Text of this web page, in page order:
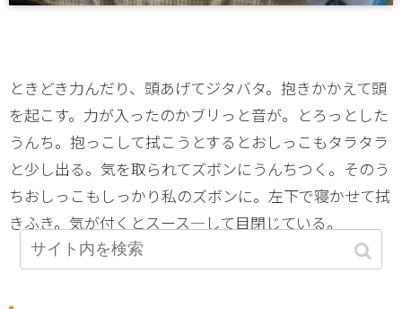
ときどき力んだり、頭あげてジタバタ。抱きかかえて頭
を起こす。力が入ったのかブリっと音が。とろっとした
うんち。抱っこして拭こうとするとおしっこもタラタラ
と少し出る。気を取られてズボンにうんちつく。そのう
ちおしっこもしっかり私のズボンに。左下で寝かせて拭
きふき。気が付くとスース―して目閉じている。